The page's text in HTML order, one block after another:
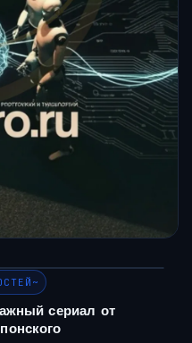
сериал от